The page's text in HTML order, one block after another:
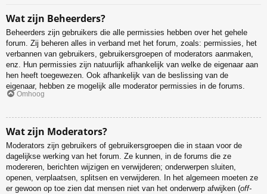
Wat zijn Beheerders?
Beheerders zijn gebruikers die alle permissies hebben over het gehele
forum. Zij beheren alles in verband met het forum, zoals: permissies, het
verbannen van gebruikers, gebruikersgroepen of moderators aanmaken,
enz. Hun permissies zijn natuurlijk afhankelijk van welke de eigenaar aan
hen heeft toegewezen. Ook afhankelijk van de beslissing van de
eigenaar, hebben ze mogelijk alle moderator permissies in de forums.
Omhoog
Wat zijn Moderators?
Moderators zijn gebruikers of gebruikersgroepen die in staan voor de
dagelijkse werking van het forum. Ze kunnen, in de forums die ze
modereren, berichten wijzigen en verwijderen; onderwerpen sluiten,
openen, verplaatsen, splitsen en verwijderen. In het algemeen moeten ze
er gewoon op toe zien dat mensen niet van het onderwerp afwijken (off-